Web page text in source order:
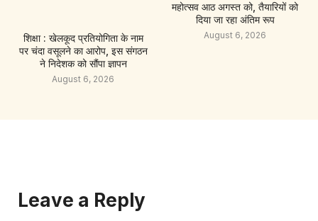
शिक्षा : खेलकूद प्रतियोगिता के नाम
पर चंदा वसूलने का आरोप, इस संगठन
ने निदेशक को सौंपा ज्ञापन
August 6, 2026
महोत्सव आठ अगस्त को, तैयारियों को
दिया जा रहा अंतिम रूप
August 6, 2026
Leave a Reply